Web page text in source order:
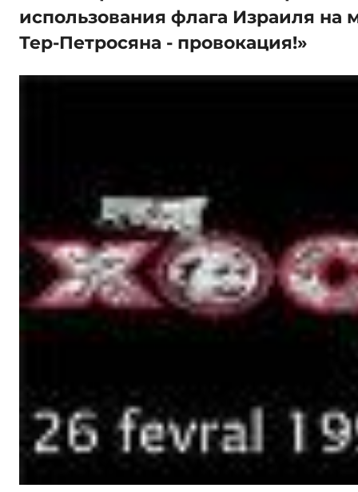
использования флага Израиля на
Тер-Петросяна - провокация!»